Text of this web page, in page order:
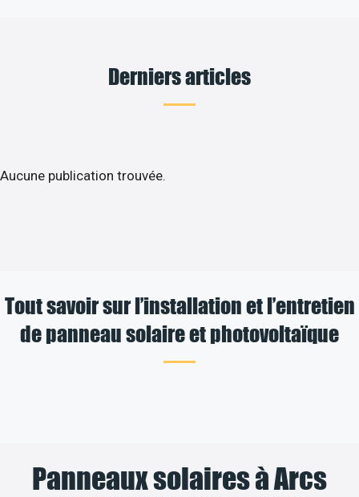
Derniers articles
Aucune publication trouvée.
Tout savoir sur l’installation et l’entretien
de panneau solaire et photovoltaïque
Panneaux solaires à Arcs